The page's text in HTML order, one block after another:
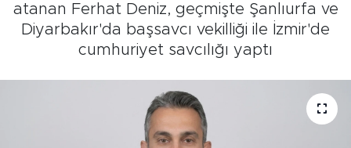
atanan Ferhat Deniz, geçmişte Şanlıurfa ve
Diyarbakır'da başsavcı vekilliği ile İzmir'de
cumhuriyet savcılığı yaptı